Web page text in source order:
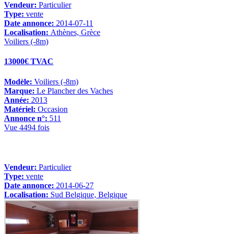
Vendeur: Particulier
Type: vente
Date annonce: 2014-07-11
Localisation: Athènes, Grèce
Voiliers (-8m)
13000€ TVAC
Modèle: Voiliers (-8m)
Marque: Le Plancher des Vaches
Année: 2013
Matériel: Occasion
Annonce n°: 511
Vue 4494 fois
Vendeur: Particulier
Type: vente
Date annonce: 2014-06-27
Localisation: Sud Belgique, Belgique